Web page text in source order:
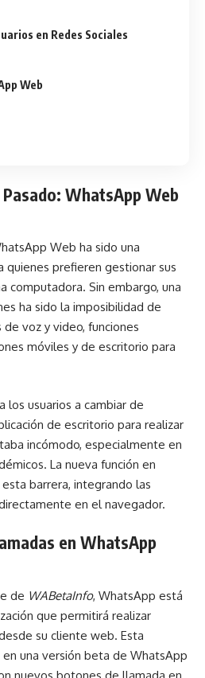
en Redes Sociales
Web
WhatsApp Web
Web ha sido una
quienes prefieren gestionar sus
computadora. Sin embargo, una
ha sido la imposibilidad de
voz y video, funciones
móviles y de escritorio para
los usuarios a cambiar de
de escritorio para realizar
incómodo, especialmente en
La nueva función en
barrera, integrando las
en el navegador.
en WhatsApp
de WABetaInfo, WhatsApp está
que permitirá realizar
su cliente web. Esta
una versión beta de WhatsApp
nuevos botones de llamada en